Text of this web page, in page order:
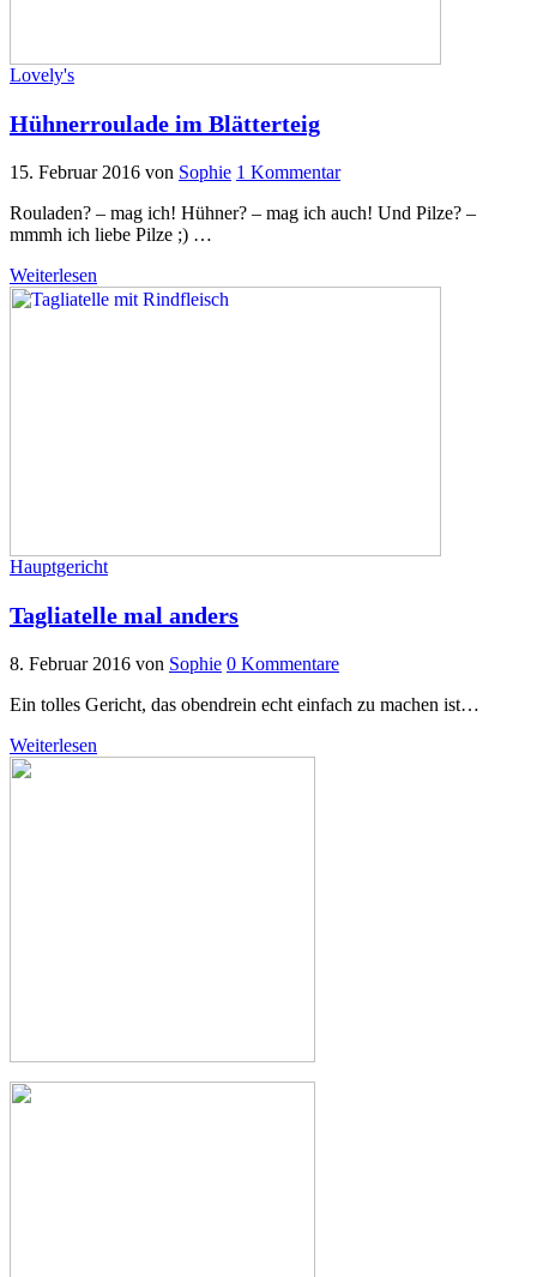
Lovely's
Hühnerroulade im Blätterteig
15. Februar 2016 von Sophie 1 Kommentar
Rouladen? – mag ich! Hühner? – mag ich auch! Und Pilze? –
mmmh ich liebe Pilze ;) …
Weiterlesen
Hauptgericht
Tagliatelle mal anders
8. Februar 2016 von Sophie 0 Kommentare
Ein tolles Gericht, das obendrein echt einfach zu machen ist…
Weiterlesen